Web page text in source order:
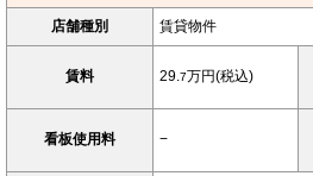
店舗種別 賃貸物件
賃料 29. 7万円(税込)
看板使用料 −